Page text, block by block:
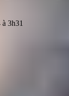
3h31